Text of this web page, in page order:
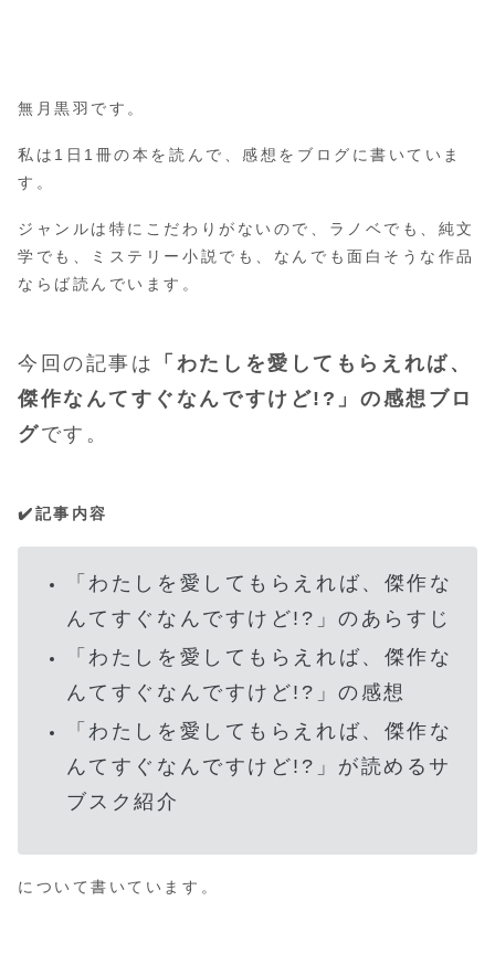
無月黒羽です。
私は1日1冊の本を読んで、感想をブログに書いていま
す。
ジャンルは特にこだわりがないので、ラノベでも、純文
学でも、ミステリー小説でも、なんでも面白そうな作品
ならば読んでいます。
今回の記事は 「 わたしを愛してもらえれば、
傑作なんてすぐなんですけど!? 」の感想ブロ
グです。
✔️記事内容
「わたしを愛してもらえれば、傑作な
んてすぐなんですけど!? 」のあらすじ
「わたしを愛してもらえれば、傑作な
んてすぐなんですけど!? 」の感想
「 わたしを愛してもらえれば、傑作な
んてすぐなんですけど!? 」が読めるサ
ブスク紹介
について書いています。